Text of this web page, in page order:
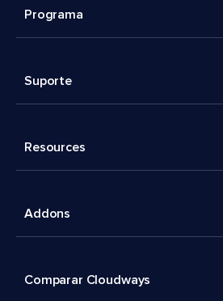
Programa
Suporte
Resources
Addons
Comparar Cloudways